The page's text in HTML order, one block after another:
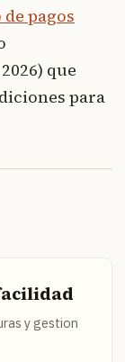
pagos
que
para
y gestion